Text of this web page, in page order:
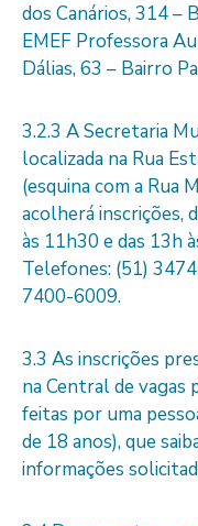
dos Canários, 314 –
EMEF Professora
Dálias, 63 – Bairro
3.2.3 A Secretaria
localizada na Rua
(esquina com a Rua
acolherá inscrições,
às 11h30 e das 13h
Telefones: (51)
7400-6009.
3.3 As inscrições
na Central de vagas
feitas por uma
de 18 anos), que
informações